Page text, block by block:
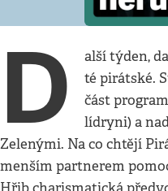
D
alší týden,
té pirátské.
část
lídryni) a
Zelenými. Na co chtějí
menším partnerem